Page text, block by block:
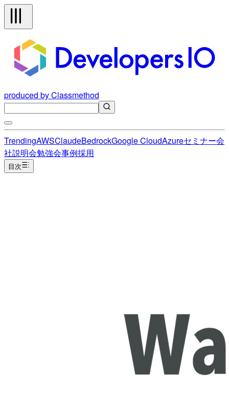
produced by Classmethod
TrendingAWSClaudeBedrockGoogle CloudAzureセミナー会
社説明会勉強会事例採用
目次